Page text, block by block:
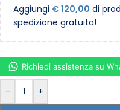
Aggiungi €120,00 di
spedizione gratuita!
- +
Richiedi assistenza su